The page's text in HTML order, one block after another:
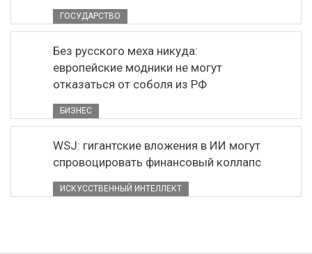
ГОСУДАРСТВО
Без русского меха никуда:
европейские модники не могут
отказаться от соболя из РФ
БИЗНЕС
WSJ: гигантские вложения в ИИ могут
спровоцировать финансовый коллапс
ИСКУССТВЕННЫЙ ИНТЕЛЛЕКТ